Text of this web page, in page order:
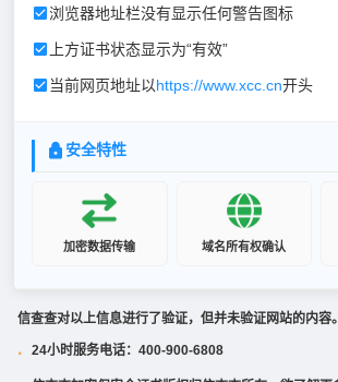
浏览器地址栏没有显示任何警告图标
上方证书状态显示为“有效”
当前网页地址以https://www.xcc.cn开头
安全特性
加密数据传输 域名所有权确认
信查查对以上信息进行了验证，但并未验证网站的内容。
· 24小时服务电话：400-900-6808